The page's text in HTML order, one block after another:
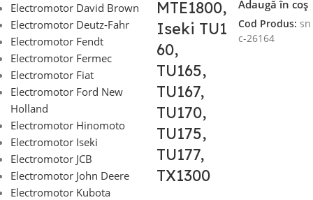
Electromotor David Brown
Electromotor Deutz-Fahr
Electromotor Fendt
Electromotor Fermec
Electromotor Fiat
Electromotor Ford New
Holland
Electromotor Hinomoto
Electromotor Iseki
Electromotor JCB
Electromotor John Deere
Electromotor Kubota
MTE1800,
Iseki TU1
60,
TU165,
TU167,
TU170,
TU175,
TU177,
TX1300
Adaugă în coș
Cod Produs: sn
c-26164